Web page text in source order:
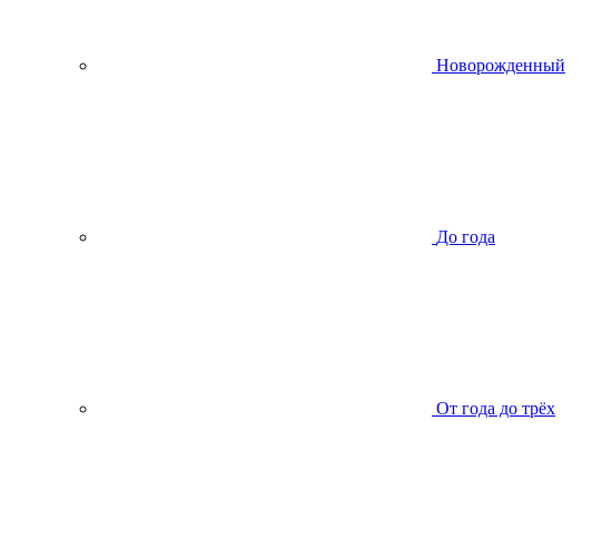
Новорожденный
До года
От года до трёх